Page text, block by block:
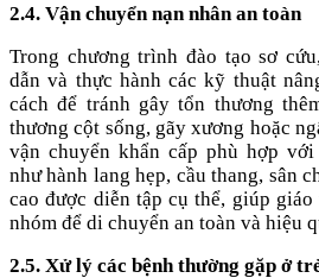
2.4. Vận chuyển nạn nhân an toàn
Trong chương trình đào tạo sơ
dẫn và thực hành các kỹ thuật
cách để tránh gây tổn thương
thương cột sống, gãy xương hoặc
vận chuyển khẩn cấp phù hợp
như hành lang hẹp, cầu thang, sân
cao được diễn tập cụ thể, giúp
nhóm để di chuyển an toàn và hiệu
2.5. Xử lý các bệnh thường gặp ở